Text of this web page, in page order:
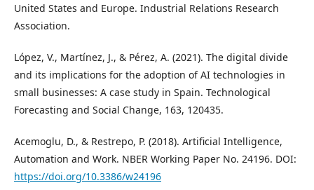
United States and Europe. Industrial Relations Research
Association.
López, V., Martínez, J., & Pérez, A. (2021). The digital divide
and its implications for the adoption of AI technologies in
small businesses: A case study in Spain. Technological
Forecasting and Social Change, 163, 120435.
Acemoglu, D., & Restrepo, P. (2018). Artificial Intelligence,
Automation and Work. NBER Working Paper No. 24196. DOI:
https://doi.org/10.3386/w24196